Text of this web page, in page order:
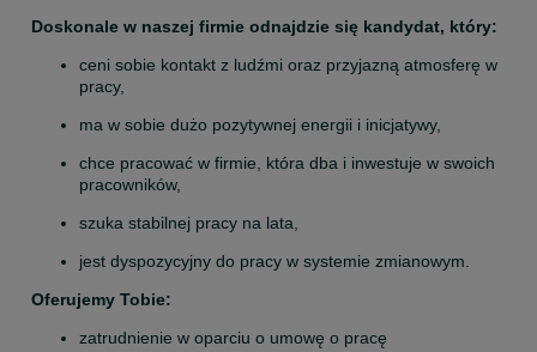
Doskonale w naszej firmie odnajdzie się kandydat, który:
ceni sobie kontakt z ludźmi oraz przyjazną atmosferę w
pracy,
ma w sobie dużo pozytywnej energii i inicjatywy,
chce pracować w firmie, która dba i inwestuje w swoich
pracowników,
szuka stabilnej pracy na lata,
jest dyspozycyjny do pracy w systemie zmianowym.
Oferujemy Tobie:
zatrudnienie w oparciu o umowę o pracę